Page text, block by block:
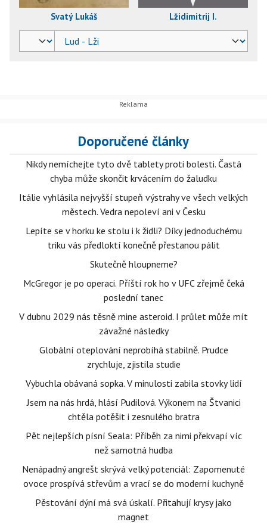
Svatý Lukáš Lžidimitrij I.
Doporučené články
Nikdy nemíchejte tyto dvě tablety proti bolesti. Častá
chyba může skončit krvácením do žaludku
Itálie vyhlásila nejvyšší stupeň výstrahy ve všech velkých
městech. Vedra nepoleví ani v Česku
Lepíte se v horku ke stolu i k židli? Díky jednoduchému
triku vás předloktí konečně přestanou pálit
Skutečně hloupneme?
McGregor je po operaci. Příští rok ho v UFC zřejmě čeká
poslední tanec
V dubnu 2029 nás těsně mine asteroid. I průlet může mít
závažné následky
Globální oteplování neprobíhá stabilně. Prudce
zrychluje, zjistila studie
Vybuchla obávaná sopka. V minulosti zabila stovky lidí
Jsem na nás hrdá, hlásí Pudilová. Výkonem na Štvanici
chtěla potěšit i zesnulého bratra
Pět nejlepších písní Seala: Příběh za nimi překvapí víc
než samotná hudba
Nenápadný angrešt skrývá velký potenciál: Zapomenuté
ovoce prospívá střevům a vrací se do moderní kuchyně
Pěstování dýní má svá úskalí. Přitahují krysy jako
magnet